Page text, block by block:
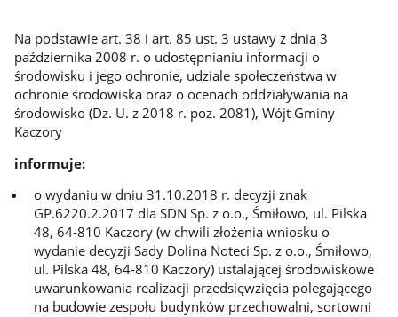
Na podstawie art. 38 i art. 85 ust. 3 ustawy z dnia 3
października 2008 r. o udostępnianiu informacji o
środowisku i jego ochronie, udziale społeczeństwa w
ochronie środowiska oraz o ocenach oddziaływania na
środowisko (Dz. U. z 2018 r. poz. 2081), Wójt Gminy
Kaczory
informuje:
o wydaniu w dniu 31.10.2018 r. decyzji znak
GP.6220.2.2017 dla SDN Sp. z o.o., Śmiłowo, ul. Pilska
48, 64-810 Kaczory (w chwili złożenia wniosku o
wydanie decyzji Sady Dolina Noteci Sp. z o.o., Śmiłowo,
ul. Pilska 48, 64-810 Kaczory) ustalającej środowiskowe
uwarunkowania realizacji przedsięwzięcia polegającego
na budowie zespołu budynków przechowalni, sortowni